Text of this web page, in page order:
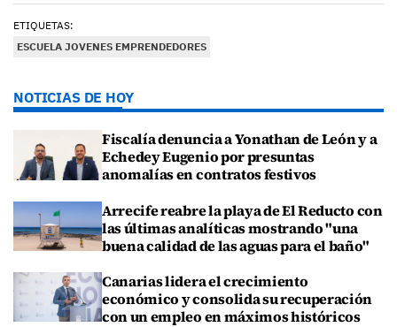
ETIQUETAS:
ESCUELA JOVENES EMPRENDEDORES
NOTICIAS DE HOY
Fiscalía denuncia a Yonathan de León y a
Echedey Eugenio por presuntas
anomalías en contratos festivos
Arrecife reabre la playa de El Reducto con
las últimas analíticas mostrando "una
buena calidad de las aguas para el baño"
Canarias lidera el crecimiento
económico y consolida su recuperación
con un empleo en máximos históricos